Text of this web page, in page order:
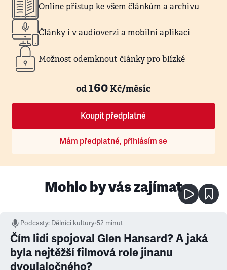
Online přístup ke všem článkům a archivu
Články i v audioverzi a mobilní aplikaci
Možnost odemknout články pro blízké
od160Kč/měsíc
Koupit předplatné
Mám předplatné, přihlásím se
Mohlo by vás zajímat
Podcasty: Dělníci kultury•52 minut
Čím lidi spojoval Glen Hansard? A jaká
byla nejtěžší filmová role jinanu
dvoulaločného?